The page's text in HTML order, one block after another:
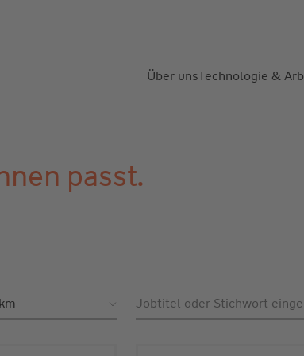
Über unsTechnologie &
passt.
Jobtitel oder Stichwort